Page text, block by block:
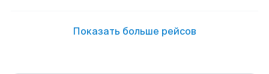
Показать больше рейсов